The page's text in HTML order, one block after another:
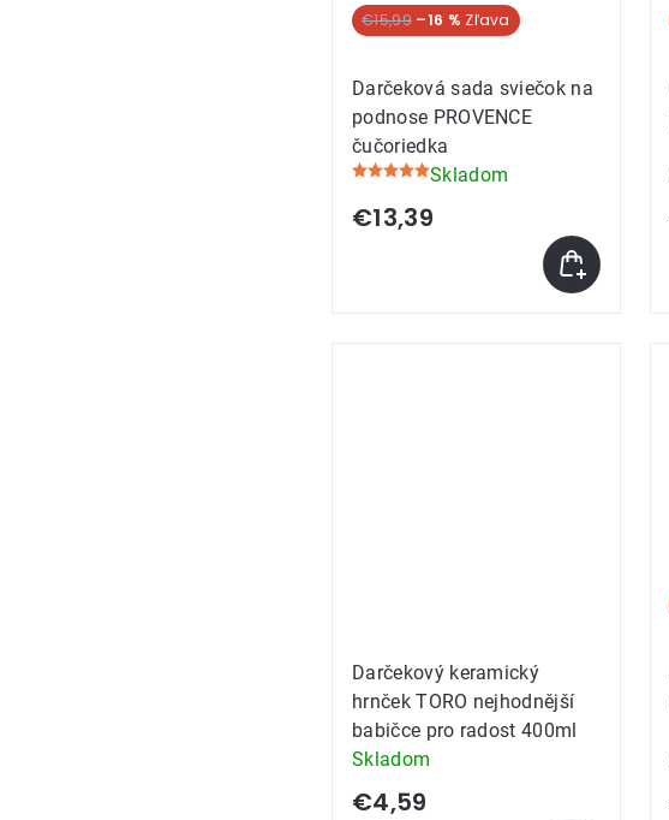
€15,99 –16 %
Darčeková sada sviečok na
podnose PROVENCE
čučoriedka
Priemerné
hodnotenie
Skladom
€13,39
Darčekový keramický
hrnček TORO nejhodnější
babičce pro radost 400ml
Skladom
€4,59